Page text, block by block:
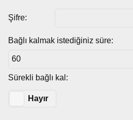
Şifre:
Bağlı kalmak istediğiniz süre:
Sürekli bağlı kal:
Hayır